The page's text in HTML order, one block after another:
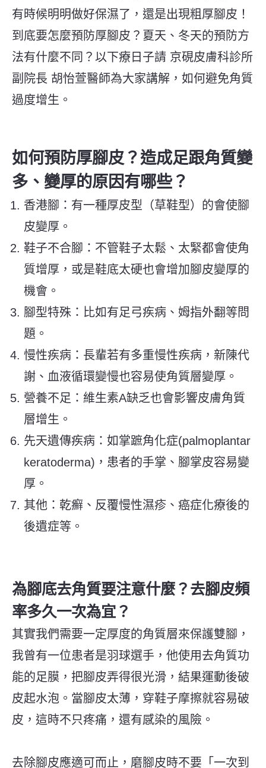
有時候明明做好保濕了，還是出現粗厚腳皮！
到底要怎麼預防厚腳皮？夏天、冬天的預防方
法有什麼不同？以下療日子請 京硯皮膚科診所
副院長 胡怡萱醫師為大家講解，如何避免角質
過度增生。
如何預防厚腳皮？造成足跟角質變
多、變厚的原因有哪些？
香港腳：有一種厚皮型（草鞋型）的會使腳
皮變厚。
鞋子不合腳：不管鞋子太鬆、太緊都會使角
質增厚，或是鞋底太硬也會增加腳皮變厚的
機會。
腳型特殊：比如有足弓疾病、姆指外翻等問
題。
慢性疾病：長輩若有多重慢性疾病，新陳代
謝、血液循環變慢也容易使角質層變厚。
營養不足：維生素A缺乏也會影響皮膚角質
層增生。
先天遺傳疾病：如掌蹠角化症(palmoplantar
keratoderma)，患者的手掌、腳掌皮容易變
厚。
其他：乾癬、反覆慢性濕疹、癌症化療後的
後遺症等。
為腳底去角質要注意什麼？去腳皮頻
率多久一次為宜？
其實我們需要一定厚度的角質層來保護雙腳，
我曾有一位患者是羽球選手，他使用去角質功
能的足膜，把腳皮弄得很光滑，結果運動後破
皮起水泡。當腳皮太薄，穿鞋子摩擦就容易破
皮，這時不只疼痛，還有感染的風險。
去除腳皮應適可而止，磨腳皮時不要「一次到